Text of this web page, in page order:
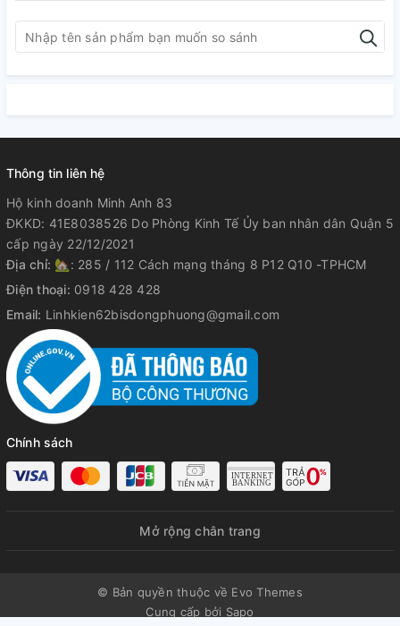
Thông tin liên hệ
Hộ kinh doanh Minh Anh 83
ĐKKD: 41E8038526 Do Phòng Kinh Tế Ủy ban nhân dân Quận 5
cấp ngày 22/12/2021
Địa chỉ: 🏡: 285 / 112 Cách mạng tháng 8 P12 Q10 -TPHCM
Điện thoại: 0918 428 428
Email: Linhkien62bisdongphuong@gmail.com
Chính sách
Mở rộng chân trang
© Bản quyền thuộc về Evo Themes
Cung cấp bởi Sapo